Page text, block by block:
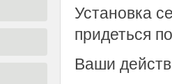
Установка
придеться
Ваши